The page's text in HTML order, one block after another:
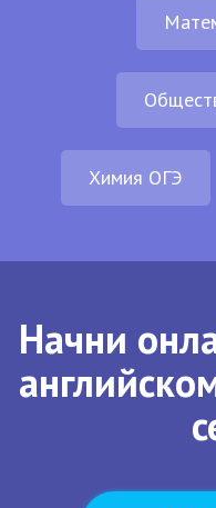
Химия ОГЭ
Начни